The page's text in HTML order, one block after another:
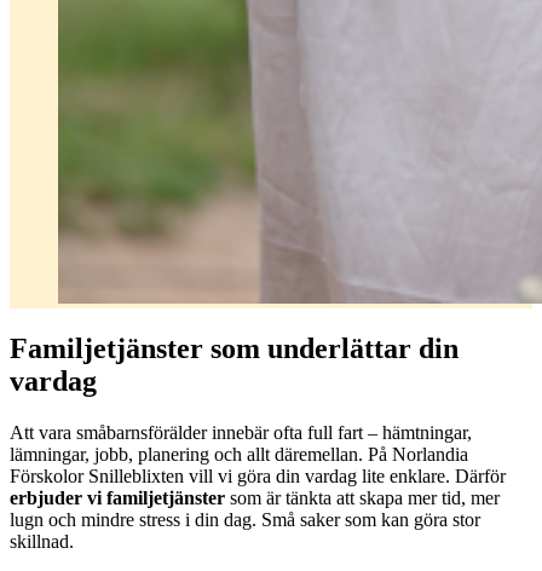
Familjetjänster som underlättar din
vardag
Att vara småbarnsförälder innebär ofta full fart – hämtningar,
lämningar, jobb, planering och allt däremellan. På Norlandia
Förskolor Snilleblixten vill vi göra din vardag lite enklare. Därför
erbjuder vi familjetjänster som är tänkta att skapa mer tid, mer
lugn och mindre stress i din dag. Små saker som kan göra stor
skillnad.